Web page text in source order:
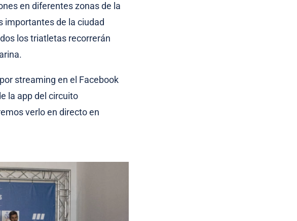
en diferentes zonas de la
importantes de la ciudad
los triatletas recorrerán
streaming en el Facebook
la app del circuito
verlo en directo en